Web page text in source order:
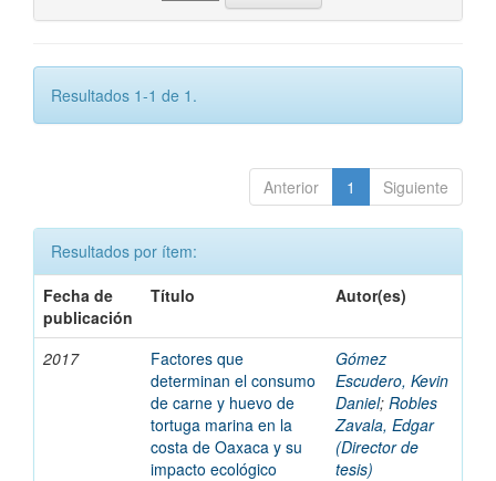
Resultados 1-1 de 1.
Anterior 1 Siguiente
Resultados por ítem:
Fecha de
publicación
Título Autor(es)
2017
Factores que
determinan el consumo
de carne y huevo de
tortuga marina en la
costa de Oaxaca y su
impacto ecológico
Gómez
Escudero, Kevin
Daniel; Robles
Zavala, Edgar
(Director de
tesis)